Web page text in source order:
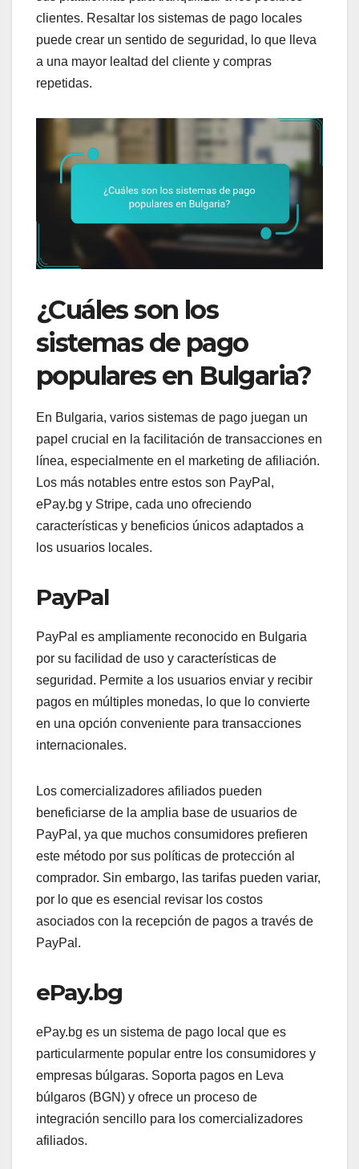
clientes. Resaltar los sistemas de pago locales
puede crear un sentido de seguridad, lo que lleva
a una mayor lealtad del cliente y compras
repetidas.
¿Cuáles son los
sistemas de pago
populares en Bulgaria?
En Bulgaria, varios sistemas de pago juegan un
papel crucial en la facilitación de transacciones en
línea, especialmente en el marketing de afiliación.
Los más notables entre estos son PayPal,
ePay.bg y Stripe, cada uno ofreciendo
características y beneficios únicos adaptados a
los usuarios locales.
PayPal
PayPal es ampliamente reconocido en Bulgaria
por su facilidad de uso y características de
seguridad. Permite a los usuarios enviar y recibir
pagos en múltiples monedas, lo que lo convierte
en una opción conveniente para transacciones
internacionales.
Los comercializadores afiliados pueden
beneficiarse de la amplia base de usuarios de
PayPal, ya que muchos consumidores prefieren
este método por sus políticas de protección al
comprador. Sin embargo, las tarifas pueden variar,
por lo que es esencial revisar los costos
asociados con la recepción de pagos a través de
PayPal.
ePay.bg
ePay.bg es un sistema de pago local que es
particularmente popular entre los consumidores y
empresas búlgaras. Soporta pagos en Leva
búlgaros (BGN) y ofrece un proceso de
integración sencillo para los comercializadores
afiliados.